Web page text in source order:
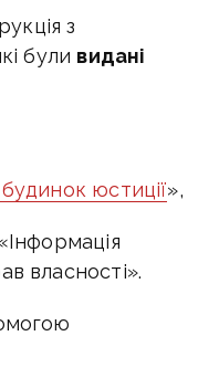
з
були видані
юстиції»,
власності».